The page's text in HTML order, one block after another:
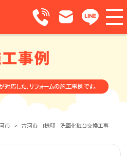
事例
対応した、リフォームの施工事例です。
市 > 古河市 I様邸 洗面化粧台交換工事